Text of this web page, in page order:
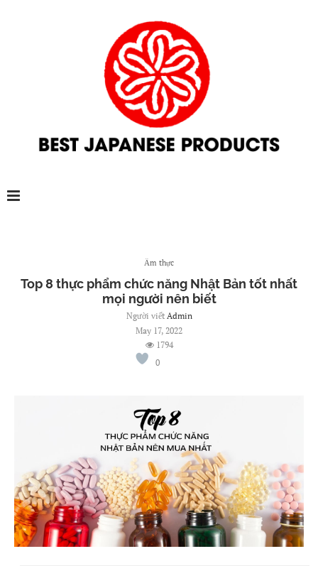
Ẩm thực
Top 8 thực phẩm chức năng Nhật Bản tốt nhất
mọi người nên biết
Người viết Admin
May 17, 2022
1794
0